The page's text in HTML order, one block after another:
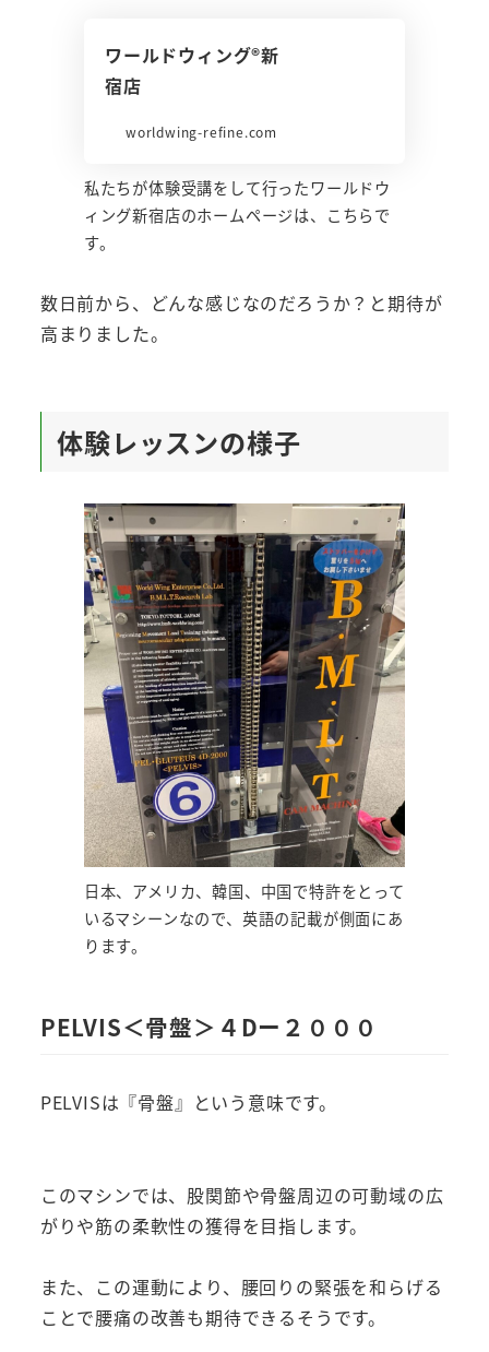
ワールドウィング®新
宿店
worldwing-refine.com
私たちが体験受講をして行ったワールドウ
ィング新宿店のホームページは、こちらで
す。
数日前から、どんな感じなのだろうか？と期待が
高まりました。
体験レッスンの様子
日本、アメリカ、韓国、中国で特許をとって
いるマシーンなので、英語の記載が側面にあ
ります。
PELVIS＜骨盤＞４Dー２０００
PELVISは『骨盤』という意味です。
このマシンでは、股関節や骨盤周辺の可動域の広
がりや筋の柔軟性の獲得を目指します。
また、この運動により、腰回りの緊張を和らげる
ことで腰痛の改善も期待できるそうです。